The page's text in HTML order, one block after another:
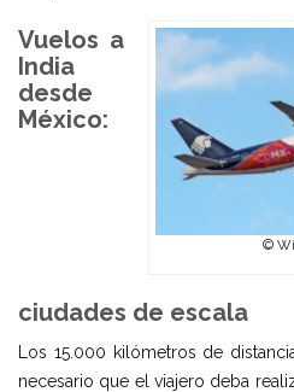
©
Vuelos a
India
desde
México:
ciudades de escala
Los 15.000 kilómetros de
necesario que el viajero deba